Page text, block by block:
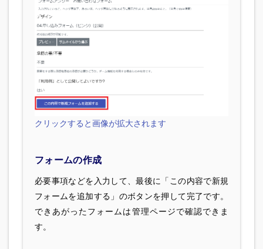
クリックすると画像が拡大されます
フォームの作成
必要事項などを入力して、最後に「この内容で新規
フォームを追加する」のボタンを押して完了です。
できあがったフォームは管理ページで確認できま
す。